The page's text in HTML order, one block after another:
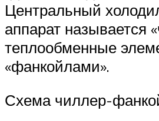
Центральный
аппарат называется
теплообменные
«фанкойлами».
Схема чиллер-